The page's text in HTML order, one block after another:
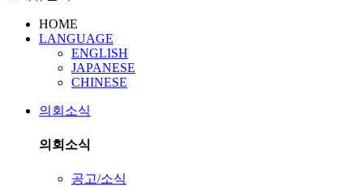
HOME
LANGUAGE
ENGLISH
JAPANESE
CHINESE
의회소식
의회소식
공고/소식